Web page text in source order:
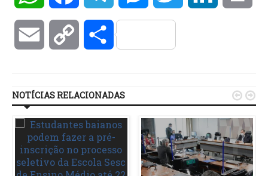
Email Copy Compartilhar
NOTÍCIAS RELACIONADAS  